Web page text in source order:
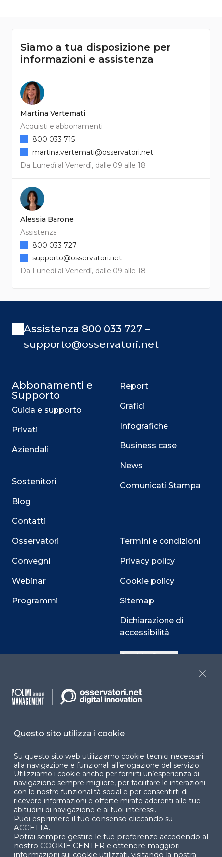
Siamo a tua disposizione per
informazioni e assistenza
Martina Vertemati
Acquisti e abbonamenti
Da Lunedì al Venerdì, dalle 09 alle 18
800 033 715
martina.vertemati@osservatori.net
Alessia Barone
Assistenza
Da Lunedì al Venerdì, dalle 09 alle 18
800 033 727
supporto@osservatori.net
Assistenza 800 033 727 –
supporto@osservatori.net
Abbonamenti e
Supporto
Guida e supporto
Privati
Aziendali
Sostenitori
Blog
Contatti
Osservatori
Convegni
Webinar
Programmi
Report
Grafici
Infografiche
Business case
News
Comunicati Stampa
Termini e condizioni
Privacy policy
Cookie policy
Sitemap
Dichiarazione di
accessibilità
Cookie Center
Facebook LinkedIn
© 2024 Copyright © Politecnico di Milano Dipartimento
di Ingegneria Gestionale
Questo sito utilizza i cookie
Su questo sito web utilizziamo cookie tecnici necessari
alla navigazione e funzionali all’erogazione del servizio.
Utilizziamo i cookie anche per fornirti un’esperienza di
navigazione sempre migliore, per facilitare le interazioni
con le nostre funzionalità social e per consentirti di
ricevere informazioni e offerte mirate aderenti alle tue
abitudini di navigazione e ai tuoi interessi.
Puoi esprimere il tuo consenso cliccando su
ACCETTA.
Potrai sempre gestire le tue preferenze accedendo al
nostro COOKIE CENTER e ottenere maggiori
informazioni sui cookie utilizzati, visitando la nostra